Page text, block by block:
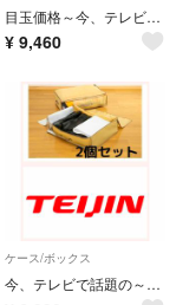
目玉価格～今、テレビで話題のテイジン乾っとデオケースlight 【小】4個セット
¥ 9,460
ケース/ボックス
今、テレビで話題の～テイジン乾っとデオケースlight [大] 2個 ベージュ色